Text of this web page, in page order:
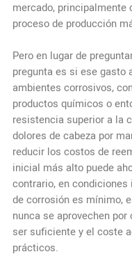
mercado, principalmente
proceso de producción
Pero en lugar de
pregunta es si ese gasto
ambientes corrosivos,
productos químicos o
resistencia superior a la
dolores de cabeza por
reducir los costos de
inicial más alto puede
contrario, en
de corrosión es mínimo,
nunca se aprovechen
ser suficiente y el coste
prácticos.